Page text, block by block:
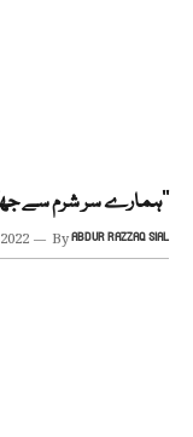
’’ہمارے سر شرم سے
ByABDUR RAZZAQ SIAL